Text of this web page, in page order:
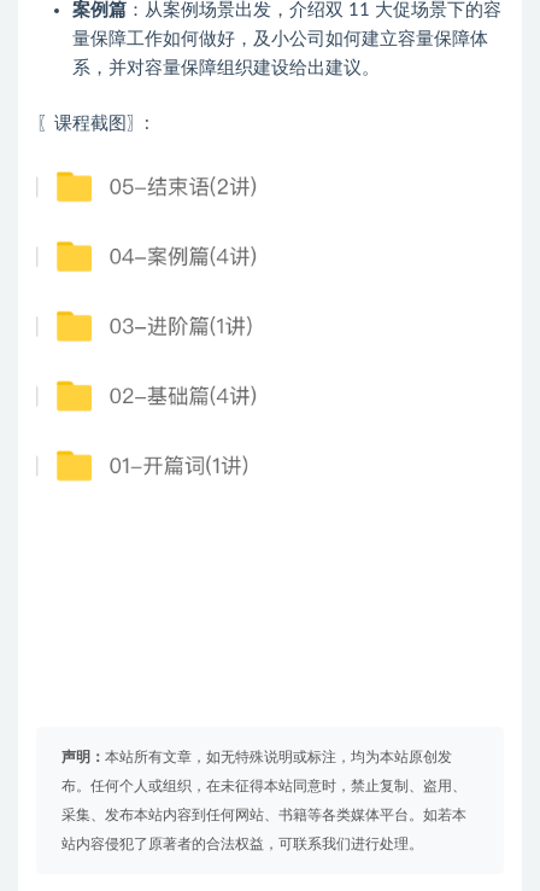
案例篇 ：从案例场景出发，介绍双 11 大促场景下的容
量保障工作如何做好，及小公司如何建立容量保障体
系，并对容量保障组织建设给出建议。
〖课程截图〗:
声明： 本站所有文章，如无特殊说明或标注，均为本站原创发
布。任何个人或组织，在未征得本站同意时，禁止复制、盗用、
采集、发布本站内容到任何网站、书籍等各类媒体平台。如若本
站内容侵犯了原著者的合法权益，可联系我们进行处理。